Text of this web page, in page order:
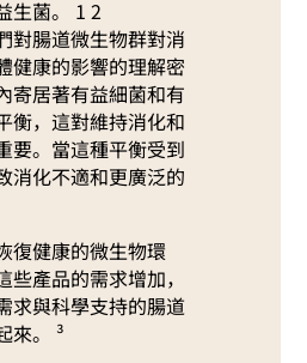
生菌。 1 2
對腸道微生物群對消
健康的影響的理解密
寄居著有益細菌和有
衡，這對維持消化和
要。當這種平衡受到
消化不適和更廣泛的
復健康的微生物環
些產品的需求增加，
求與科學支持的腸道
來。 ³